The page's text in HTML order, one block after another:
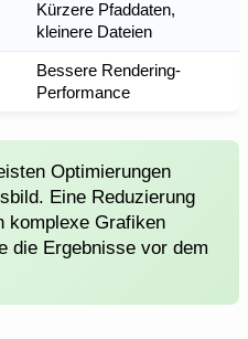
Kürzere Pfaddaten,
kleinere Dateien
Bessere Rendering-
Performance
Optimierungen
Eine Reduzierung
komplexe Grafiken
die Ergebnisse vor dem